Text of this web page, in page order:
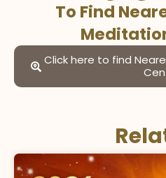
To Find
Click here to find